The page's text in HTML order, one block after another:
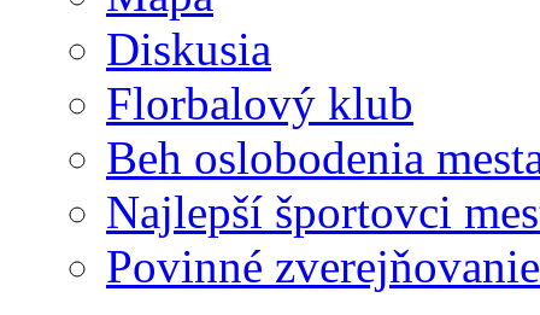
Diskusia
Florbalový klub
Beh oslobodenia
Najlepší športovci
Povinné zverejňovanie